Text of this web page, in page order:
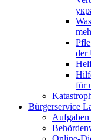
der
für
Bürgerservice